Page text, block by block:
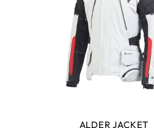
ALDER JACKET